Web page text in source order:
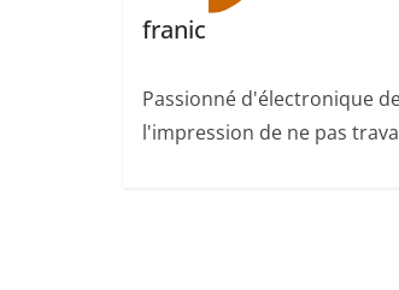
franic
Passionné d'électronique
l'impression de ne pas